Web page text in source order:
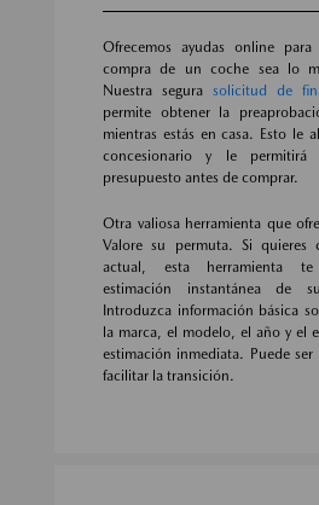
Ofrecemos ayudas online
compra de un coche sea lo
Nuestra segura solicitud de
permite obtener la
mientras estás en casa. Esto le
concesionario y le permitirá
presupuesto antes de comprar.
Otra valiosa herramienta que
Valore su permuta. Si quieres
actual, esta herramienta
estimación instantánea de
Introduzca información básica
la marca, el modelo, el año y el
estimación inmediata. Puede
facilitar la transición.